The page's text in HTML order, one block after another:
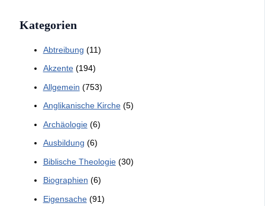
Kategorien
Abtreibung (11)
Akzente(194)
Allgemein (753)
Anglikanische Kirche(5)
Archäologie(6)
Ausbildung (6)
Biblische Theologie(30)
Biographien (6)
Eigensache(91)